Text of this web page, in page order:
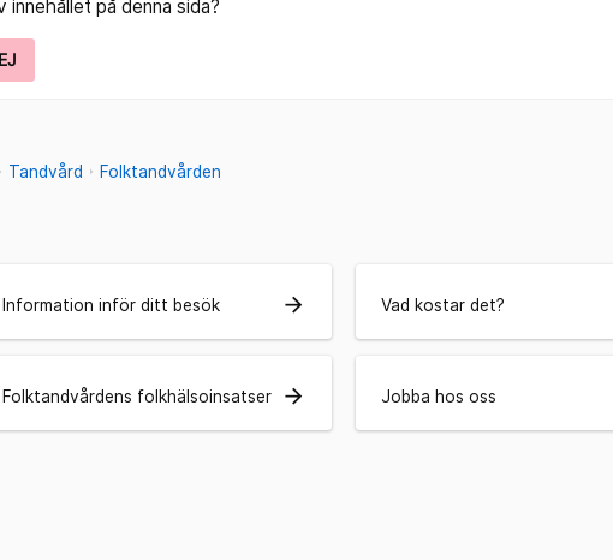
innehållet på denna sida?
Tandvård Folktandvården
Information inför ditt besök arrow_forward Vad kostar det?
Folktandvårdens folkhälsoinsatser arrow_forward Jobba hos oss